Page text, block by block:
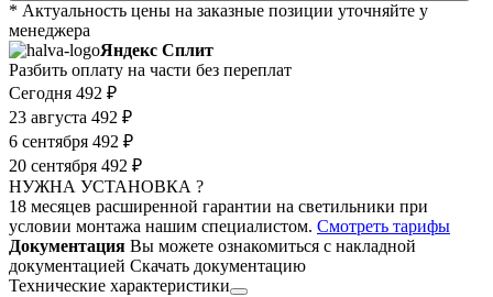
* Актуальность цены на заказные позиции уточняйте у
менеджера
Яндекс Сплит
Разбить оплату на части без переплат
Сегодня 492 ₽
23 августа 492 ₽
6 сентября 492 ₽
20 сентября 492 ₽
НУЖНА УСТАНОВКА ?
18 месяцев расширенной гарантии на светильники при
условии монтажа нашим специалистом. Смотреть тарифы
Документация Вы можете ознакомиться с накладной
документацией Скачать документацию
Технические характеристики